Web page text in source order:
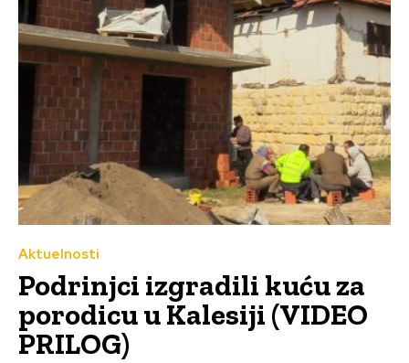
Aktuelnosti
Podrinjci izgradili kuću za
porodicu u Kalesiji (VIDEO
PRILOG)